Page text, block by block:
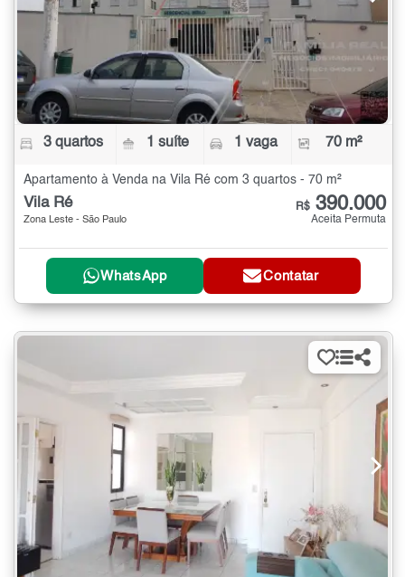
3 quartos 1 suíte 1 vaga 70 m²
Apartamento à Venda na Vila Ré com 3 quartos - 70 m²
Vila Ré
Zona Leste - São Paulo
R$ 390.000
Aceita Permuta
WhatsApp Contatar